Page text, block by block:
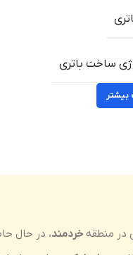
ساخت باتری
بیشتر
در منطقهخردمند، در حال